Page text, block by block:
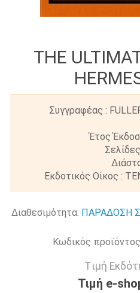
THE
Συγγραφέας :
Έτος
Εκδοτικός Οίκος :
Διαθεσιμότητα: ΠΑΡΑΔΟΣΗ
Κωδικός
Tιμή
Τιμή e-